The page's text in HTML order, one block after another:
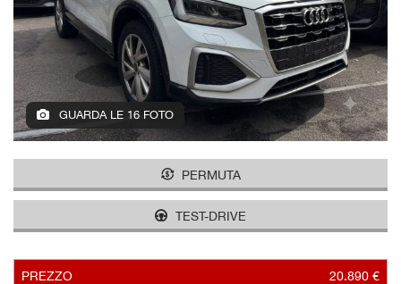
AZIENDA
NEWS
AREA COMMERCIANTI
GUARDA LE 16 FOTO
PERMUTA
TEST-DRIVE
PREZZO 20.890 €
tracciamento
che
adottiamo
per
offrire
le
funzionalità
e
attività
di
Per
ottenere